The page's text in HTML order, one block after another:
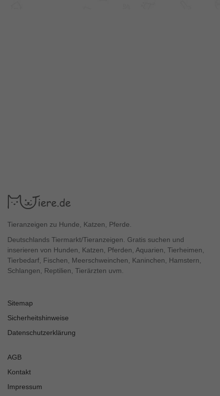
Tieranzeigen zu Hunde, Katzen, Pferde.
Deutschlands Tiermarkt/Tieranzeigen. Gratis suchen und
inserieren von Hunden, Katzen, Pferden, Aquarien, Tierheimen,
Tierbedarf, Fischen, Meerschweinchen, Kaninchen, Hamstern,
Schlangen, Reptilien, Tierärzten uvm.
Sitemap
Sicherheitshinweise
Datenschutzerklärung
AGB
Kontakt
Impressum